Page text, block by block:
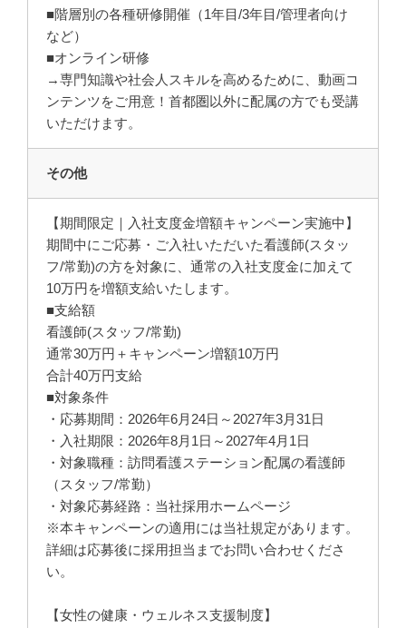
■階層別の各種研修開催（1年目/3年目/管理者向け
など）
■オンライン研修
→専門知識や社会人スキルを高めるために、動画コ
ンテンツをご用意！首都圏以外に配属の方でも受講
いただけます。
その他
【期間限定｜入社支度金増額キャンペーン実施中】
期間中にご応募・ご入社いただいた看護師(スタッ
フ/常勤)の方を対象に、通常の入社支度金に加えて
10万円を増額支給いたします。
■支給額
看護師(スタッフ/常勤)
通常30万円＋キャンペーン増額10万円
合計40万円支給
■対象条件
・応募期間：2026年6月24日～2027年3月31日
・入社期限：2026年8月1日～2027年4月1日
・対象職種：訪問看護ステーション配属の看護師
（スタッフ/常勤）
・対象応募経路：当社採用ホームページ
※本キャンペーンの適用には当社規定があります。
詳細は応募後に採用担当までお問い合わせくださ
い。
【女性の健康・ウェルネス支援制度】